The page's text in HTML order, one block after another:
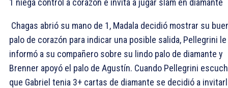
Chagas abrió su mano de 1, Madala decidió mostrar su
palo de corazón para indicar una posible salida, Pellegrini le
informó a su compañero sobre su lindo palo de diamante y
Brenner apoyó el palo de Agustín. Cuando Pellegrini
que Gabriel tenia 3+ cartas de diamante se decidió a